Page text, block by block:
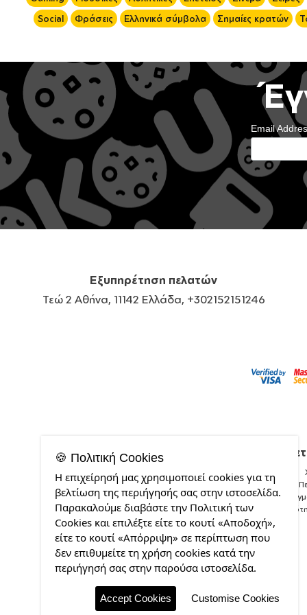
Social
Φράσεις Ελληνικά σύμβολα Σημαίες κρατών
Email
Εξυπηρέτηση πελατών
Τεώ 2 Αθήνα, 11142 Ελλάδα, +302152151246
🍪 Πολιτική Cookies
Η επιχείρησή μας χρησιμοποιεί cookies για τη
βελτίωση της περιήγησής σας στην ιστοσελίδα.
Παρακαλούμε διαβάστε την Πολιτική των
Cookies και επιλέξτε είτε το κουτί «Αποδοχή»,
είτε το κουτί «Απόρριψη» σε περίπτωση που
δεν επιθυμείτε τη χρήση cookies κατά την
περιήγησή σας στην παρούσα ιστοσελίδα.
Accept Cookies Customise Cookies